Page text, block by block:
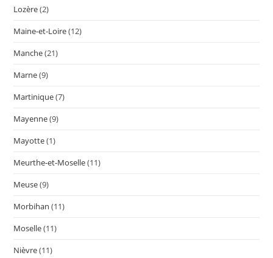
Lozère(2)
Maine-et-Loire(12)
Manche(21)
Marne(9)
Martinique(7)
Mayenne(9)
Mayotte(1)
Meurthe-et-Moselle(11)
Meuse(9)
Morbihan (11)
Moselle(11)
Nièvre(11)